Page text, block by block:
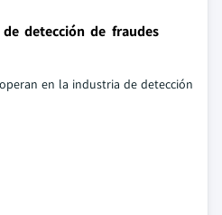
detección de fraudes
en la industria de detección